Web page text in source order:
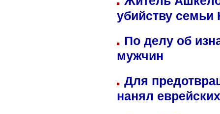
убийству семьи
По делу об
мужчин
Для
нанял